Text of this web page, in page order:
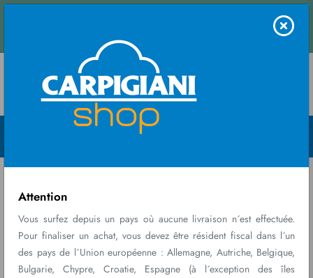
Contactez
Menu Open
Attention
Vous surfez depuis un pays où aucune livraison n´est effectuée.
Pour finaliser un achat, vous devez être résident fiscal dans l´un
des pays de l´Union européenne : Allemagne, Autriche, Belgique,
Bulgarie, Chypre, Croatie, Espagne (à l´exception des îles
Ricambi